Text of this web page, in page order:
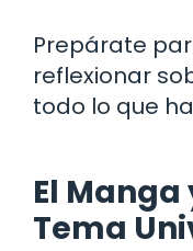
Prepárate
reflexionar
todo lo que
El Manga
Tema